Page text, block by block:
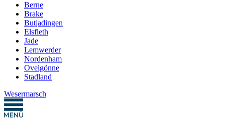
Berne
Brake
Butjadingen
Elsfleth
Jade
Lemwerder
Nordenham
Ovelgönne
Stadland
Wesermarsch